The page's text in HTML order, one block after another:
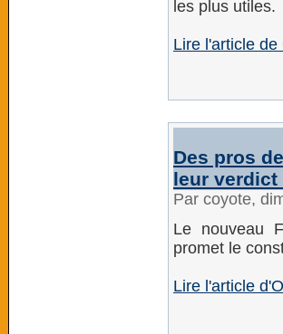
les plus utiles.
Lire l'article
Des pros
leur verdict
Par coyote,
Le nouveau
promet le
Lire l'article